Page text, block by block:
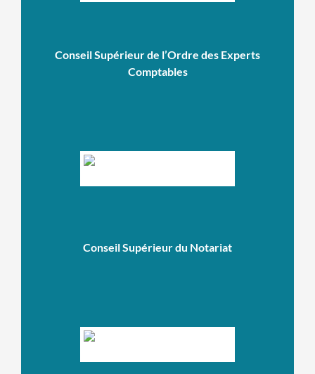
Conseil Supérieur de l’Ordre des Experts
Comptables
Conseil Supérieur du Notariat